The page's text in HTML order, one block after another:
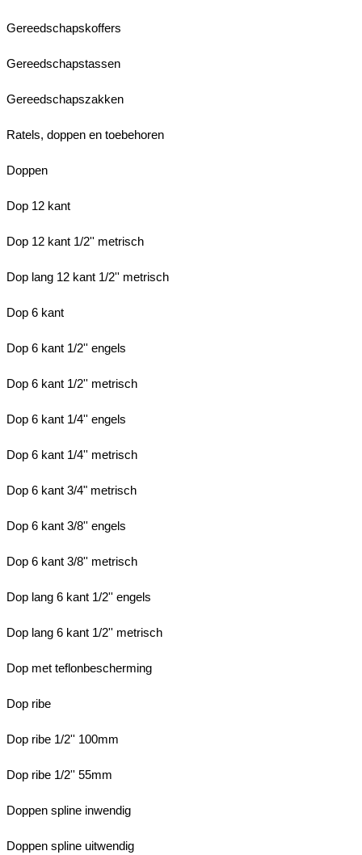
Gereedschapskoffers
Gereedschapstassen
Gereedschapszakken
Ratels, doppen en toebehoren
Doppen
Dop 12 kant
Dop 12 kant 1/2'' metrisch
Dop lang 12 kant 1/2'' metrisch
Dop 6 kant
Dop 6 kant 1/2'' engels
Dop 6 kant 1/2'' metrisch
Dop 6 kant 1/4'' engels
Dop 6 kant 1/4'' metrisch
Dop 6 kant 3/4" metrisch
Dop 6 kant 3/8'' engels
Dop 6 kant 3/8'' metrisch
Dop lang 6 kant 1/2'' engels
Dop lang 6 kant 1/2'' metrisch
Dop met teflonbescherming
Dop ribe
Dop ribe 1/2'' 100mm
Dop ribe 1/2'' 55mm
Doppen spline inwendig
Doppen spline uitwendig